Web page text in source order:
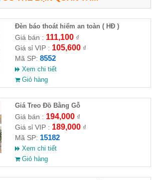
Đèn báo thoát hiểm an toàn ( HĐ )
Giá bán : 111,100₫
Giá sỉ VIP : 105,600₫
Mã SP: 8552
Xem chi tiết
Giỏ hàng
Giá Treo Đồ Bằng Gỗ
Giá bán : 194,000₫
Giá sỉ VIP : 189,000₫
Mã SP: 15182
Xem chi tiết
Giỏ hàng